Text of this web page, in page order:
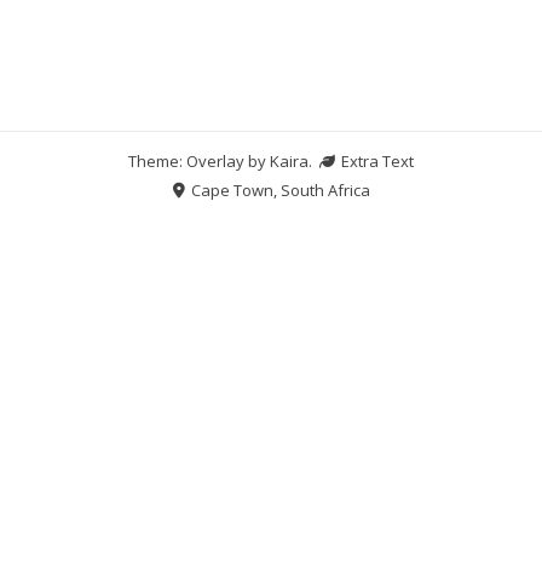
Theme: Overlay byKaira.
Extra Text
Cape Town, South Africa